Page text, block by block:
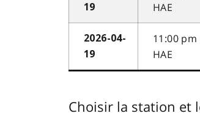
19
HAE
2026-04-
19
11:00 pm
HAE
Choisir la station et